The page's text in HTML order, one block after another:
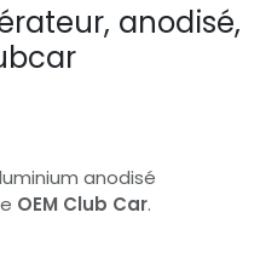
anodisé,
anodisé
OEM Club Car.